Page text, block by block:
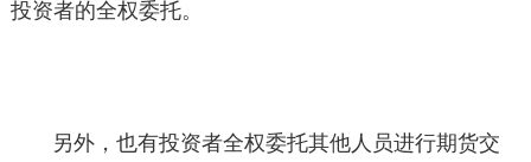
投资者的全权委托。
另外，也有投资者全权委托其他人员进行期货交